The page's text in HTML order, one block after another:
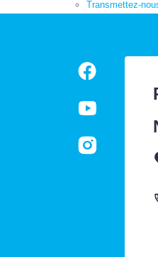
Transmettez-